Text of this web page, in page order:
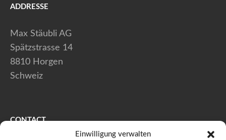
Einwilligung verwalten
ADDRESSE
Max Stäubli AG
Spätzstrasse 14
8810 Horgen
Schweiz
CONTACT